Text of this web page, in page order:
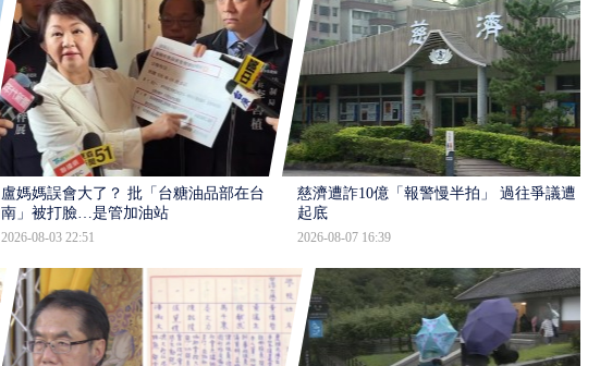
盧媽媽誤會大了？ 批「台糖油品部在台
南」被打臉…是管加油站
2026-08-03 22:51
慈濟遭詐10億「報警慢半拍」 過往爭議遭
起底
2026-08-07 16:39